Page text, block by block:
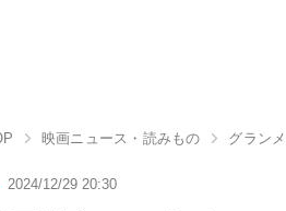
映画ニュース・読みもの グラン
2024/12/29 20:30